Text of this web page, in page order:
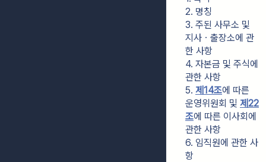
2. 명칭
3. 주된 사무소 및
지사ㆍ출장소에 관
한 사항
4. 자본금 및 주식에
관한 사항
5. 제14조에 따른
운영위원회 및 제22
조에 따른 이사회에
관한 사항
6. 임직원에 관한 사
항